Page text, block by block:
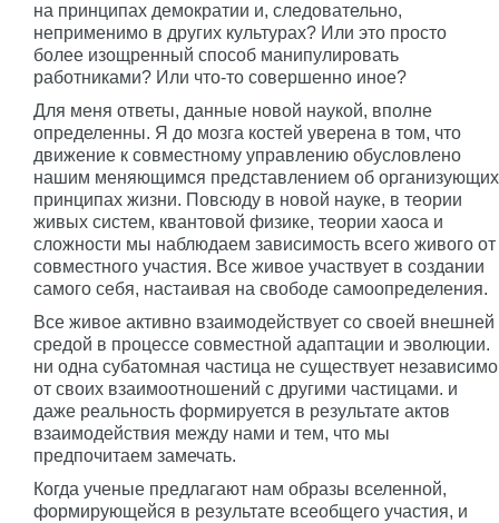
на принципах демократии и, следовательно,
неприменимо в других культурах? Или это просто
более изощренный способ манипулировать
работниками? Или что-то совершенно иное?
Для меня ответы, данные новой наукой, вполне
определенны. Я до мозга костей уверена в том, что
движение к совместному управлению обусловлено
нашим меняющимся представлением об организующих
принципах жизни. Повсюду в новой науке, в теории
живых систем, квантовой физике, теории хаоса и
сложности мы наблюдаем зависимость всего живого от
совместного участия. Все живое участвует в создании
самого себя, настаивая на свободе самоопределения.
Все живое активно взаимодействует со своей внешней
средой в процессе совместной адаптации и эволюции.
ни одна субатомная частица не существует независимо
от своих взаимоотношений с другими частицами. и
даже реальность формируется в результате актов
взаимодействия между нами и тем, что мы
предпочитаем замечать.
Когда ученые предлагают нам образы вселенной,
формирующейся в результате всеобщего участия, и